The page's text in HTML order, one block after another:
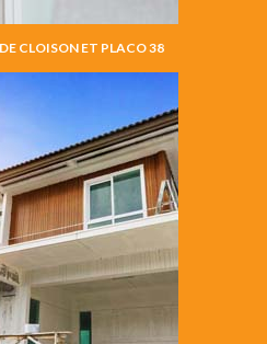
CLOISON ET PLACO 38